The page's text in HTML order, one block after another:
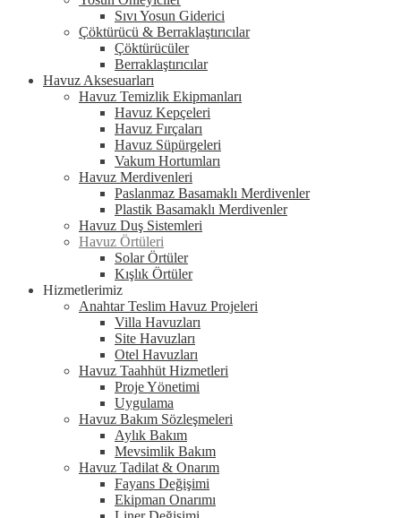
Sıvı Yosun Giderici
Çöktürücü & Berraklaştırıcılar
Çöktürücüler
Berraklaştırıcılar
Havuz Aksesuarları
Havuz Temizlik Ekipmanları
Havuz Kepçeleri
Havuz Fırçaları
Havuz Süpürgeleri
Vakum Hortumları
Havuz Merdivenleri
Paslanmaz Basamaklı Merdivenler
Plastik Basamaklı Merdivenler
Havuz Duş Sistemleri
Havuz Örtüleri
Solar Örtüler
Kışlık Örtüler
Hizmetlerimiz
Anahtar Teslim Havuz Projeleri
Villa Havuzları
Site Havuzları
Otel Havuzları
Havuz Taahhüt Hizmetleri
Proje Yönetimi
Uygulama
Havuz Bakım Sözleşmeleri
Aylık Bakım
Mevsimlik Bakım
Havuz Tadilat & Onarım
Fayans Değişimi
Ekipman Onarımı